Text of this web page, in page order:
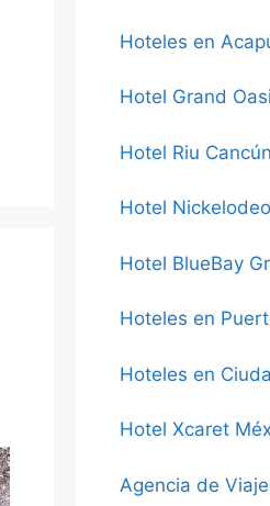
Hoteles en
Hotel Grand
Hotel Riu Cancún
Hotel
Hotel BlueBay
Hoteles en
Hoteles en
Hotel Xcaret
Agencia de